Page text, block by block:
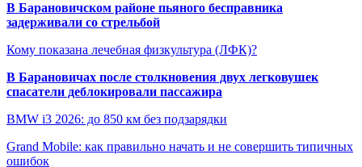
В Барановичском районе пьяного бесправника
задерживали со стрельбой
Кому показана лечебная физкультура (ЛФК)?
В Барановичах после столкновения двух легковушек
спасатели деблокировали пассажира
BMW i3 2026: до 850 км без подзарядки
Grand Mobile: как правильно начать и не совершить типичных
ошибок